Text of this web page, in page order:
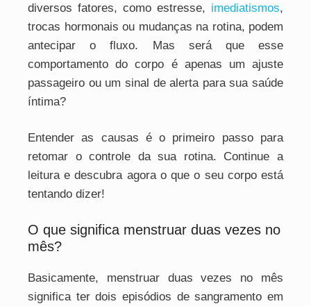
diversos fatores, como estresse, imediatismos,
trocas hormonais ou mudanças na rotina, podem
antecipar o fluxo. Mas será que esse
comportamento do corpo é apenas um ajuste
passageiro ou um sinal de alerta para sua saúde
íntima?
Entender as causas é o primeiro passo para
retomar o controle da sua rotina. Continue a
leitura e descubra agora o que o seu corpo está
tentando dizer!
O que significa menstruar duas vezes no
mês?
Basicamente, menstruar duas vezes no mês
significa ter dois episódios de sangramento em